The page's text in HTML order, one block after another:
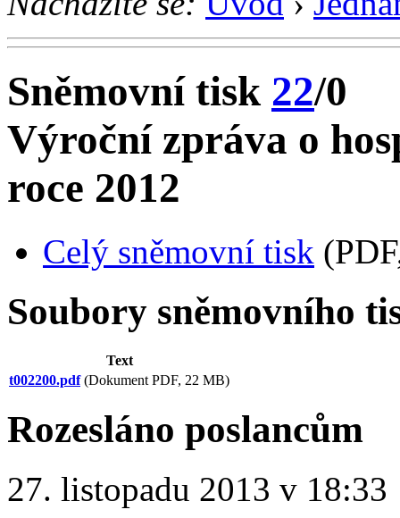
Sněmovní tisk 22/0
Výroční zpráva o
roce 2012
Celý sněmovní tisk
Soubory sněmovního
Text
t002200.pdf(Dokument PDF, 22 MB)
Rozesláno poslancům
27. listopadu 2013 v 18:33